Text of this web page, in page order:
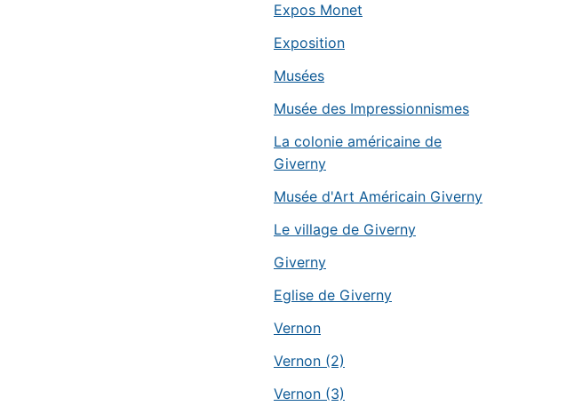
Expos Monet
Exposition
Musées
Musée des Impressionnismes
La colonie américaine de
Giverny
Musée d'Art Américain Giverny
Le village de Giverny
Giverny
Eglise de Giverny
Vernon
Vernon (2)
Vernon (3)